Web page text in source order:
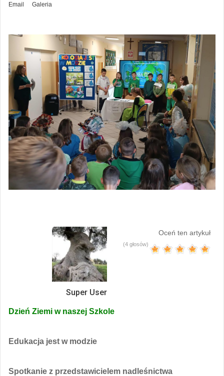
Email
Galeria
Super User
Oceń ten artykuł
(4 głosów)
Dzień Ziemi w naszej Szkole
Edukacja jest w modzie
Spotkanie z przedstawicielem nadleśnictwa